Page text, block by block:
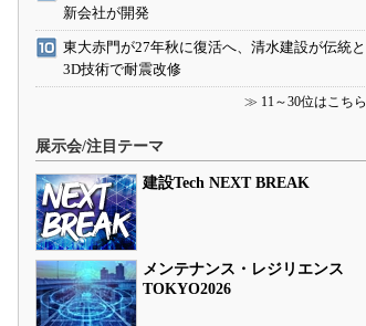
新会社が開発
東大赤門が27年秋に復活へ、清水建設が伝統と
3D技術で耐震改修
≫ 11～30位はこちら
展示会/注目テーマ
建設Tech NEXT BREAK
メンテナンス・レジリエンス
TOKYO2026